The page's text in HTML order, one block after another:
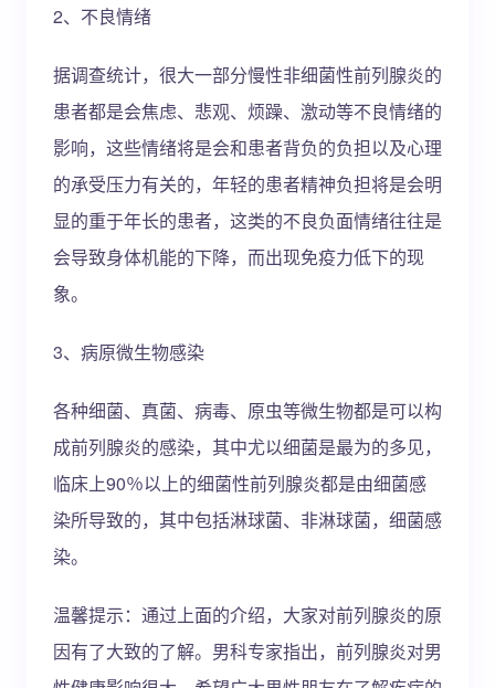
2、不良情绪
据调查统计，很大一部分慢性非细菌性前列腺炎的
患者都是会焦虑、悲观、烦躁、激动等不良情绪的
影响，这些情绪将是会和患者背负的负担以及心理
的承受压力有关的，年轻的患者精神负担将是会明
显的重于年长的患者，这类的不良负面情绪往往是
会导致身体机能的下降，而出现免疫力低下的现
象。
3、病原微生物感染
各种细菌、真菌、病毒、原虫等微生物都是可以构
成前列腺炎的感染，其中尤以细菌是最为的多见，
临床上90％以上的细菌性前列腺炎都是由细菌感
染所导致的，其中包括淋球菌、非淋球菌，细菌感
染。
温馨提示：通过上面的介绍，大家对前列腺炎的原
因有了大致的了解。男科专家指出，前列腺炎对男